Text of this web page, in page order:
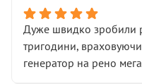
• прозорості в роботах
• реальної
“подивились і поїхав”
На жаль, складається
Дуже швидко зробили
тригодини,
генератор на рено